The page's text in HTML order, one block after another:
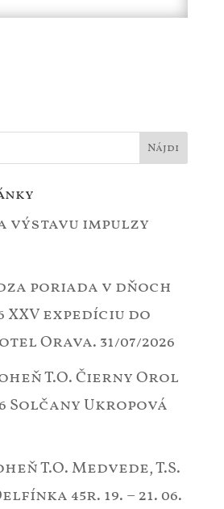
výstavu impulzy
poriada v dňoch
XXV expedíciu do
Orava. 31/07/2026
T.O. Čierny Orol
Solčany Ukropová
T.O. Medvede, T.S.
45r. 19. – 21. 06.